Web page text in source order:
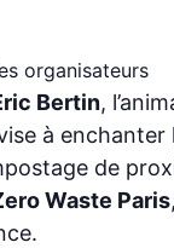
organisateurs
Bertin,
à
de
Waste Paris